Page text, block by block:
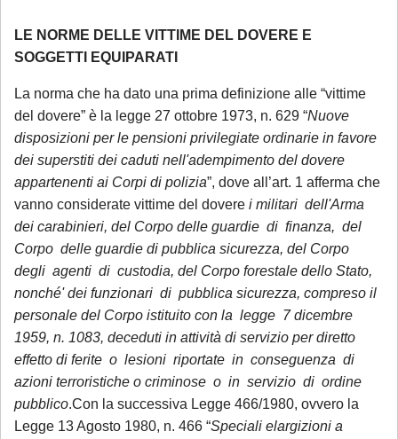
LE NORME DELLE VITTIME DEL DOVERE E
SOGGETTI EQUIPARATI
La norma che ha dato una prima definizione alle “vittime
del dovere” è la legge 27 ottobre 1973, n. 629 “Nuove
disposizioni per le pensioni privilegiate ordinarie in favore
dei superstiti dei caduti nell'adempimento del dovere
appartenenti ai Corpi di polizia”, dove all’art. 1 afferma che
vanno considerate vittime del dovere i militari dell'Arma
dei carabinieri, del Corpo delle guardie di finanza, del
Corpo delle guardie di pubblica sicurezza, del Corpo
degli agenti di custodia, del Corpo forestale dello Stato,
nonché' dei funzionari di pubblica sicurezza, compreso il
personale del Corpo istituito con la legge 7 dicembre
1959, n. 1083, deceduti in attività di servizio per diretto
effetto di ferite o lesioni riportate in conseguenza di
azioni terroristiche o criminose o in servizio di ordine
pubblico.Con la successiva Legge 466/1980, ovvero la
Legge 13 Agosto 1980, n. 466 “Speciali elargizioni a